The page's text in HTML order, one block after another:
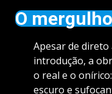
O
Apesar de
introdução, a
o real e o
escuro e